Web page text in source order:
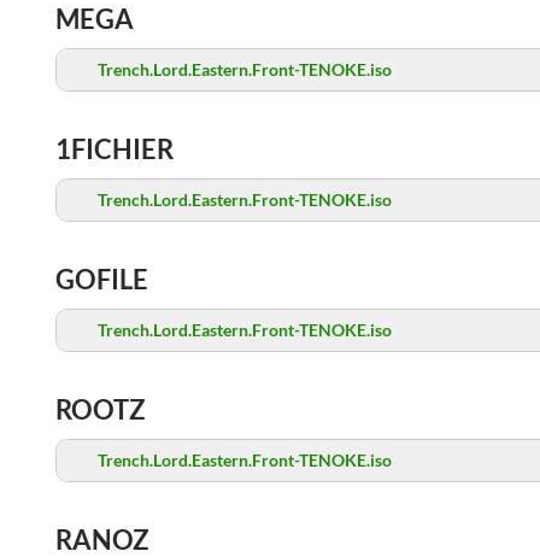
MEGA
Trench.Lord.Eastern.Front-TENOKE.iso
1FICHIER
Trench.Lord.Eastern.Front-TENOKE.iso
GOFILE
Trench.Lord.Eastern.Front-TENOKE.iso
ROOTZ
Trench.Lord.Eastern.Front-TENOKE.iso
RANOZ